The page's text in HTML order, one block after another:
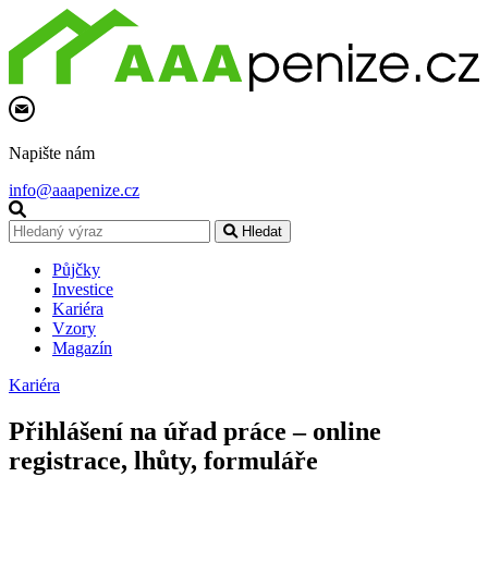
Napište nám
info@aaapenize.cz
Hledat
Půjčky
Investice
Kariéra
Vzory
Magazín
Kariéra
Přihlášení na úřad práce – online
registrace, lhůty, formuláře